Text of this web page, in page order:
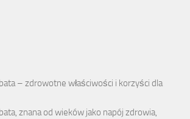
– zdrowotne właściwości i korzyści dla
znana od wieków jako napój zdrowia,